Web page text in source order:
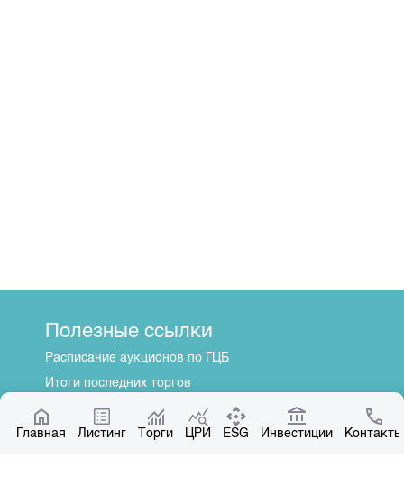
Главная Листинг Торги ЦРИ ESG Инвестиции Контакты
Полезные ссылки
Расписание аукционов по ГЦБ
Итоги последних торгов
Котировки по ЦБ
Центр раскрытия информации